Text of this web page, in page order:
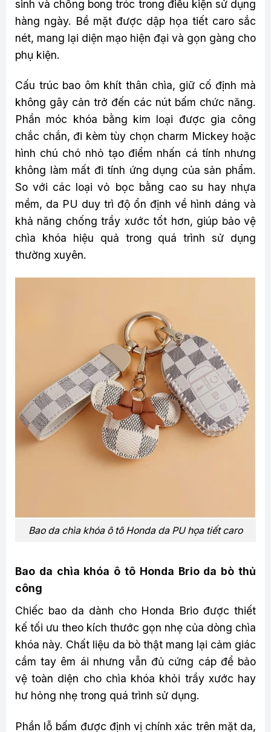
sinh và chống bong tróc trong điều kiện sử dụng
hàng ngày. Bề mặt được dập họa tiết caro sắc
nét, mang lại diện mạo hiện đại và gọn gàng cho
phụ kiện.
Cấu trúc bao ôm khít thân chìa, giữ cố định mà
không gây cản trở đến các nút bấm chức năng.
Phần móc khóa bằng kim loại được gia công
chắc chắn, đi kèm tùy chọn charm Mickey hoặc
hình chú chó nhỏ tạo điểm nhấn cá tính nhưng
không làm mất đi tính ứng dụng của sản phẩm.
So với các loại vỏ bọc bằng cao su hay nhựa
mềm, da PU duy trì độ ổn định về hình dáng và
khả năng chống trầy xước tốt hơn, giúp bảo vệ
chìa khóa hiệu quả trong quá trình sử dụng
thường xuyên.
Bao da chìa khóa ô tô Honda da PU họa tiết caro
Bao da chìa khóa ô tô Honda Brio da bò thủ
công
Chiếc bao da dành cho Honda Brio được thiết
kế tối ưu theo kích thước gọn nhẹ của dòng chìa
khóa này. Chất liệu da bò thật mang lại cảm giác
cầm tay êm ái nhưng vẫn đủ cứng cáp để bảo
vệ toàn diện cho chìa khóa khỏi trầy xước hay
hư hỏng nhẹ trong quá trình sử dụng.
Phần lỗ bấm được định vị chính xác trên mặt da,